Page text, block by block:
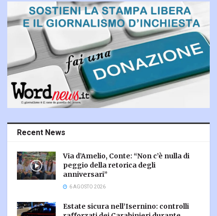
Recent News
Via d’Amelio, Conte: “Non c’è nulla di
peggio della retorica degli
anniversari”
6 AGOSTO 2026
Estate sicura nell’Isernino: controlli